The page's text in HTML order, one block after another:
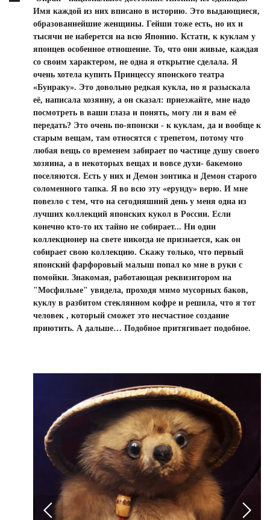
Имя каждой из них вписано в историю. Это выдающиеся,
образованнейшие женщины. Гейши тоже есть, но их и
тысячи не наберется на всю Японию. Кстати, к куклам у
японцев особенное отношение. То, что они живые, каждая
со своим характером, не одна я открытие сделала. Я
очень хотела купить Принцессу японского театра
«Бунраку». Это довольно редкая кукла, но я разыскала
её, написала хозяину, а он сказал: приезжайте, мне надо
посмотреть в ваши глаза и понять, могу ли я вам её
передать? Это очень по-японски - к куклам, да и вообще к
старым вещам, там относятся с трепетом, потому что
любая вещь со временем забирает по частице душу своего
хозяина, а в некоторых вещах и вовсе духи- бакемоно
поселяются. Есть у них и Демон зонтика и Демон старого
соломенного тапка. Я во всю эту «ерунду» верю. И мне
повезло с тем, что на сегодняшний день у меня одна из
лучших коллекций японских кукол в России. Если
конечно кто-то их тайно не собирает... Ни один
коллекционер на свете никогда не признается, как он
собирает свою коллекцию. Скажу только, что первый
японский фарфоровый малыш попал ко мне в руки с
помойки. Знакомая, работающая реквизитором на
"Мосфильме" увидела, проходя мимо мусорных баков,
куклу в разбитом стеклянном кофре и решила, что я тот
человек , который сможет это несчастное создание
приютить. А дальше… Подобное притягивает подобное.